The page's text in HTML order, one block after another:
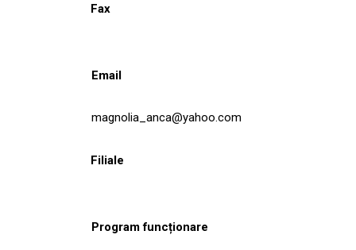
Fax
Email
magnolia_anca@yahoo.com
Filiale
Program funcționare